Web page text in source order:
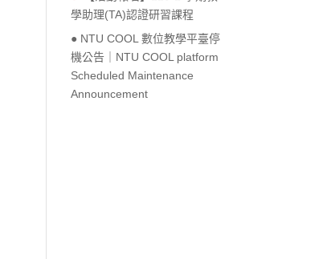
學助理(TA)認證研習課程
● NTU COOL 數位教學平臺停
機公告｜NTU COOL platform
Scheduled Maintenance
Announcement